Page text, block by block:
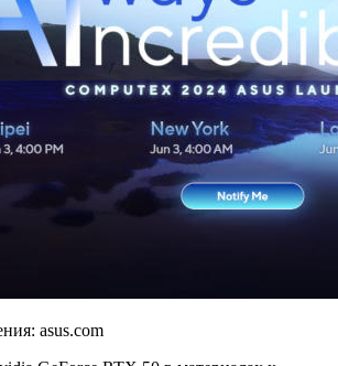
asus.com